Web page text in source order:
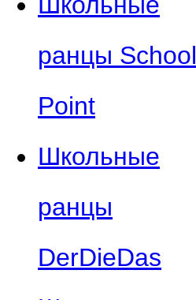
ранцы School
Point
Школьные
ранцы
DerDieDas